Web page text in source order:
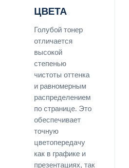
ЦВЕТА
Голубой тонер
отличается
высокой
степенью
чистоты оттенка
и равномерным
распределением
по странице. Это
обеспечивает
точную
цветопередачу
как в графике и
презентациях, так